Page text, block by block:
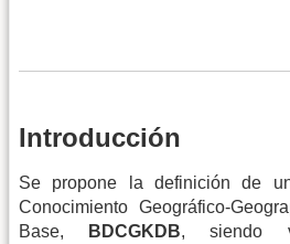
Introducción
Se propone la definición de
Conocimiento Geográfico-
Base,
BDCGKDB, siendo